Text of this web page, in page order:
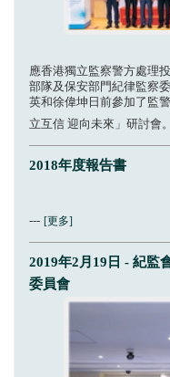
應香港獨立監察警方處理
部隊及保安部門紀律監察
英和徐偉坤日前參加了監
立互信 迎向未來」研討會
2018年度報告書
--- [更多]
2019年2月19日 - 紀監
委員會